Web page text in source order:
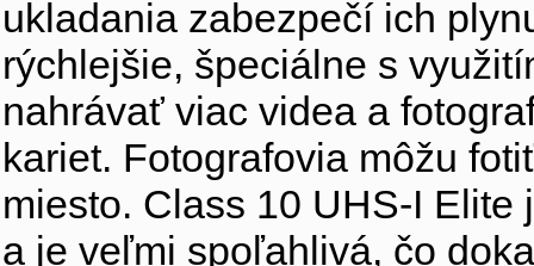
ukladania zabezpečí ich
rýchlejšie, špeciálne s
nahrávať viac videa a
kariet. Fotografovia môžu
miesto. Class 10 UHS-I
a je veľmi spoľahlivá, čo